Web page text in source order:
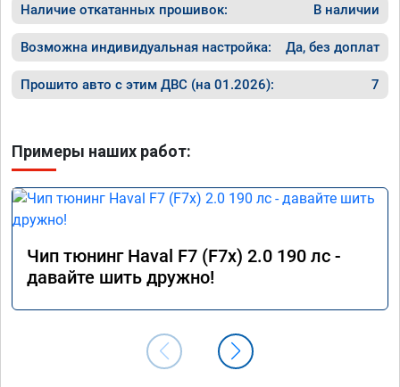
Наличие откатанных прошивок: В наличии
Возможна индивидуальная настройка: Да, без доплат
Прошито авто с этим ДВС (на 01.2026): 7
Примеры наших работ:
Чип тюнинг Haval F7 (F7x) 2.0 190 лс -
давайте шить дружно!